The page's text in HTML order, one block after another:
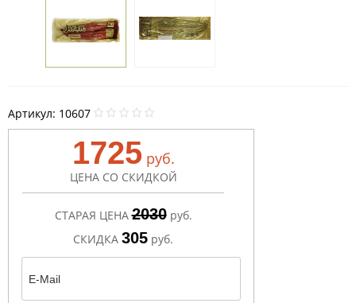
Артикул: 10607
1725 руб.
ЦЕНА СО СКИДКОЙ
СТАРАЯ ЦЕНА 2030 руб.
СКИДКА 305 руб.